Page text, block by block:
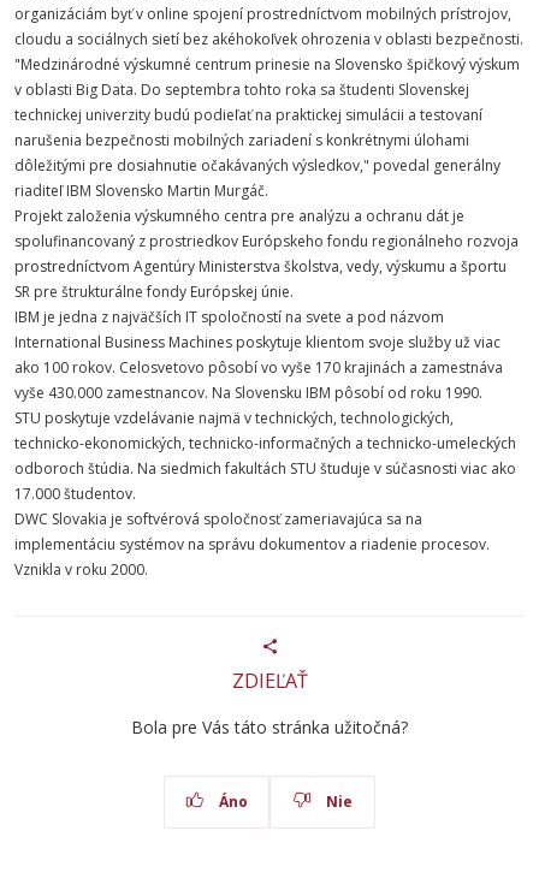
organizáciám byť v online spojení prostredníctvom mobilných prístrojov,
cloudu a sociálnych sietí bez akéhokoľvek ohrozenia v oblasti bezpečnosti.
"Medzinárodné výskumné centrum prinesie na Slovensko špičkový výskum
v oblasti Big Data. Do septembra tohto roka sa študenti Slovenskej
technickej univerzity budú podieľať na praktickej simulácii a testovaní
narušenia bezpečnosti mobilných zariadení s konkrétnymi úlohami
dôležitými pre dosiahnutie očakávaných výsledkov," povedal generálny
riaditeľ IBM Slovensko Martin Murgáč.
Projekt založenia výskumného centra pre analýzu a ochranu dát je
spolufinancovaný z prostriedkov Európskeho fondu regionálneho rozvoja
prostredníctvom Agentúry Ministerstva školstva, vedy, výskumu a športu
SR pre štrukturálne fondy Európskej únie.
IBM je jedna z najväčších IT spoločností na svete a pod názvom
International Business Machines poskytuje klientom svoje služby už viac
ako 100 rokov. Celosvetovo pôsobí vo vyše 170 krajinách a zamestnáva
vyše 430.000 zamestnancov. Na Slovensku IBM pôsobí od roku 1990.
STU poskytuje vzdelávanie najmä v technických, technologických,
technicko-ekonomických, technicko-informačných a technicko-umeleckých
odboroch štúdia. Na siedmich fakultách STU študuje v súčasnosti viac ako
17.000 študentov.
DWC Slovakia je softvérová spoločnosť zameriavajúca sa na
implementáciu systémov na správu dokumentov a riadenie procesov.
Vznikla v roku 2000.
ZDIEĽAŤ
Bola pre Vás táto stránka užitočná?
Áno Nie